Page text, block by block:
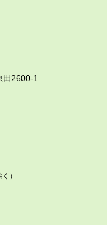
田2600-1
）